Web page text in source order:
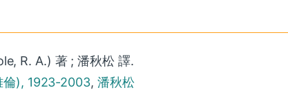
R. A.) 著 ; 潘秋松 譯.
倫), 1923-2003, 潘秋松